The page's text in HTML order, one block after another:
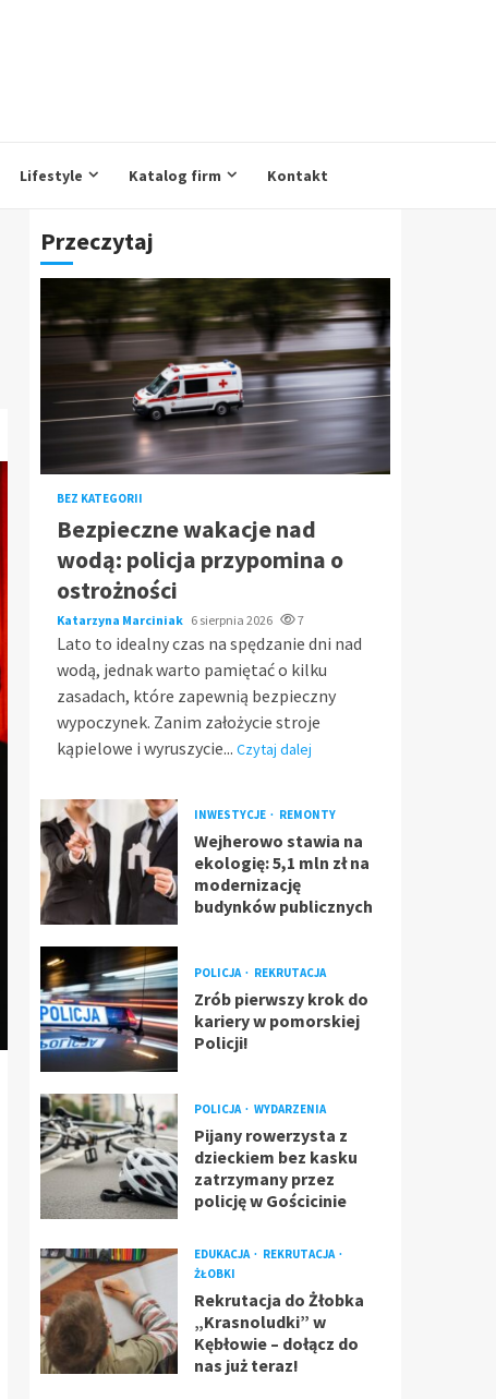
Lifestyle Katalog firm Kontakt
Przeczytaj
BEZ KATEGORII
Bezpieczne wakacje nad
wodą: policja przypomina o
ostrożności
Katarzyna Marciniak 6 sierpnia 2026 7
Lato to idealny czas na spędzanie dni nad
wodą, jednak warto pamiętać o kilku
zasadach, które zapewnią bezpieczny
wypoczynek. Zanim założycie stroje
kąpielowe i wyruszycie... Czytaj dalej
INWESTYCJE REMONTY
Wejherowo stawia na
ekologię: 5,1 mln zł na
modernizację
budynków publicznych
POLICJA REKRUTACJA
Zrób pierwszy krok do
kariery w pomorskiej
Policji!
POLICJA WYDARZENIA
Pijany rowerzysta z
dzieckiem bez kasku
zatrzymany przez
policję w Gościcinie
EDUKACJA
REKRUTACJA
ŻŁOBKI
Rekrutacja do Żłobka
„Krasnoludki” w
Kębłowie – dołącz do
nas już teraz!